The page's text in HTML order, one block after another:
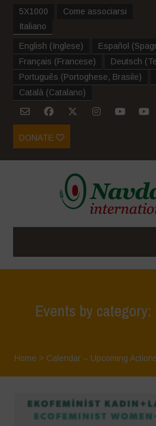
5X1000
Come associarsi
Italiano
English (Inglese) Español (
Français (Francese) Deutsch (
Português (Portoghese, Brasile)
Català (Catalano)
DONATE
Events by
Home > Calendar – Upcoming